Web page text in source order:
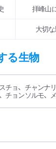
拝峰山
大切
る生物
チョ、チャンナ
チョンソルモ、